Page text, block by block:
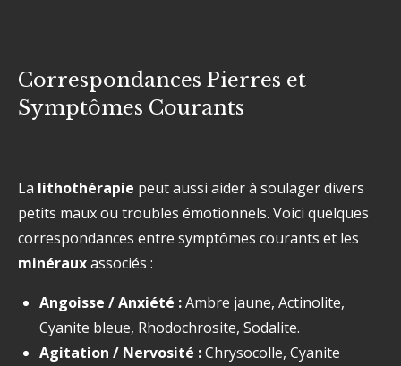
Correspondances Pierres et
Symptômes Courants
La lithothérapie peut aussi aider à soulager divers
petits maux ou troubles émotionnels. Voici quelques
correspondances entre symptômes courants et les
minérauxassociés :
Angoisse / Anxiété :Ambre jaune, Actinolite,
Cyanite bleue, Rhodochrosite, Sodalite.
Agitation / Nervosité :Chrysocolle, Cyanite